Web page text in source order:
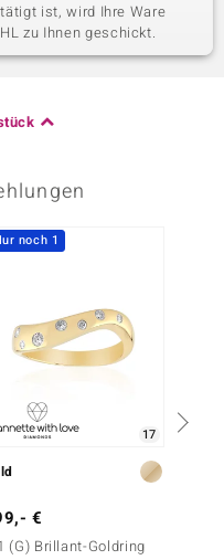
ist, wird Ihre Ware
zu Ihnen geschickt.
noch 1
17
€
(G) Brillant-Goldring